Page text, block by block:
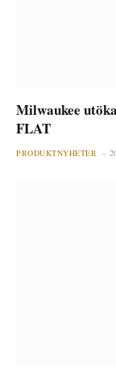
Milwaukee
FLAT
PRODUKTNYHETER